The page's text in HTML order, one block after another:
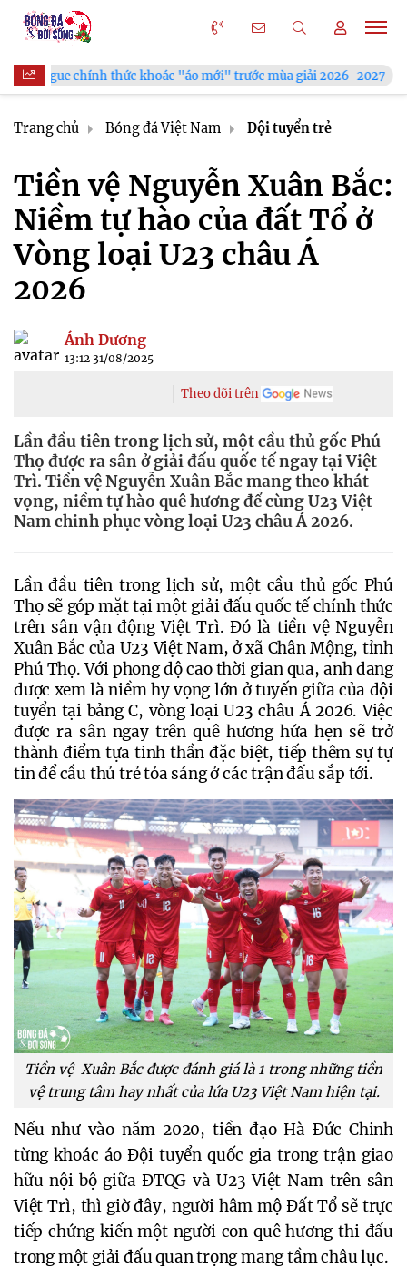
"áo mới" trước mùa giải 2026-2027 Xã Hùng Châu
Trang chủ Bóng đá Việt Nam Đội tuyển trẻ
Tiền vệ Nguyễn Xuân Bắc:
Niềm tự hào của đất Tổ ở
Vòng loại U23 châu Á
2026
Ánh Dương
13:12 31/08/2025
Theo dõi trên
Lần đầu tiên trong lịch sử, một cầu thủ gốc Phú
Thọ được ra sân ở giải đấu quốc tế ngay tại Việt
Trì. Tiền vệ Nguyễn Xuân Bắc mang theo khát
vọng, niềm tự hào quê hương để cùng U23 Việt
Nam chinh phục vòng loại U23 châu Á 2026.
Lần đầu tiên trong lịch sử, một cầu thủ gốc Phú
Thọ sẽ góp mặt tại một giải đấu quốc tế chính thức
trên sân vận động Việt Trì. Đó là tiền vệ Nguyễn
Xuân Bắc của U23 Việt Nam, ở xã Chân Mộng, tỉnh
Phú Thọ. Với phong độ cao thời gian qua, anh đang
được xem là niềm hy vọng lớn ở tuyến giữa của đội
tuyển tại bảng C, vòng loại U23 châu Á 2026. Việc
được ra sân ngay trên quê hương hứa hẹn sẽ trở
thành điểm tựa tinh thần đặc biệt, tiếp thêm sự tự
tin để cầu thủ trẻ tỏa sáng ở các trận đấu sắp tới.
Tiền vệ Xuân Bắc được đánh giá là 1 trong những tiền
vệ trung tâm hay nhất của lứa U23 Việt Nam hiện tại.
Nếu như vào năm 2020, tiền đạo Hà Đức Chinh
từng khoác áo Đội tuyển quốc gia trong trận giao
hữu nội bộ giữa ĐTQG và U23 Việt Nam trên sân
Việt Trì, thì giờ đây, người hâm mộ Đất Tổ sẽ trực
tiếp chứng kiến một người con quê hương thi đấu
trong một giải đấu quan trọng mang tầm châu lục.